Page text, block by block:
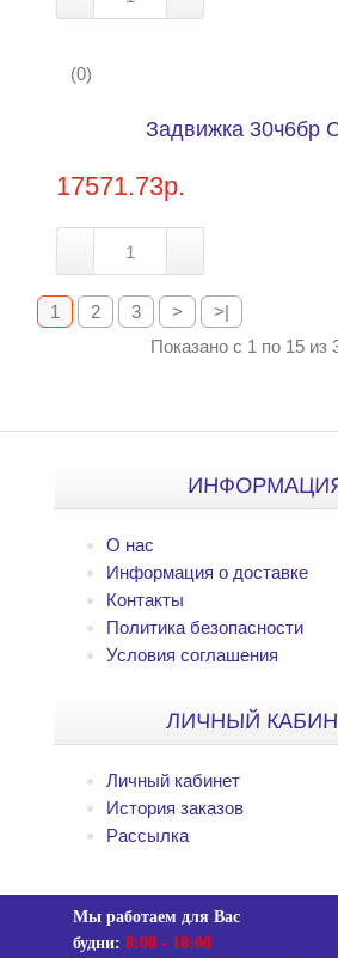
(0)
Купить в 1 клик Нашли
Задвижка 30ч6бр
17571.73р.
1 2 3 >
>|
Показано с 1 по 15 из
О нас
Информация о доставке
Контакты
Политика безопасности
Условия соглашения
ЛИЧНЫЙ
Личный кабинет
История заказов
Рассылка
Мы работаем для Вас
будни:8:00 - 18:00